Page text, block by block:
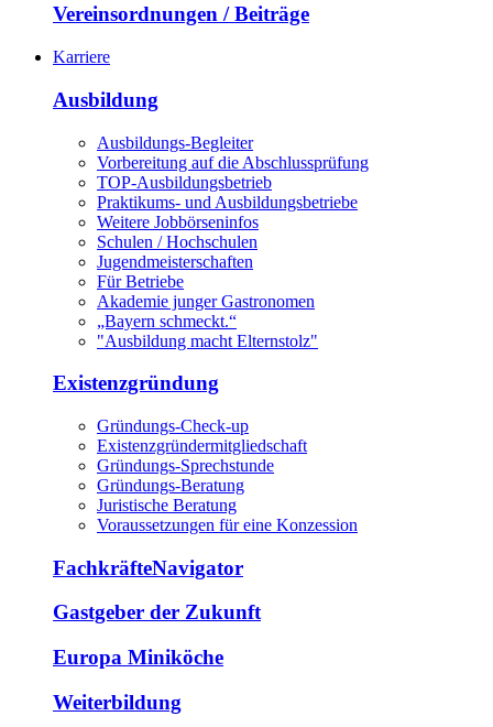
Vereinsordnungen / Beiträge
Karriere
Ausbildung
Ausbildungs-Begleiter
Vorbereitung auf die Abschlussprüfung
TOP-Ausbildungsbetrieb
Praktikums- und Ausbildungsbetriebe
Weitere Jobbörseninfos
Schulen / Hochschulen
Jugendmeisterschaften
Für Betriebe
Akademie junger Gastronomen
„Bayern schmeckt.“
"Ausbildung macht Elternstolz"
Existenzgründung
Gründungs-Check-up
Existenzgründermitgliedschaft
Gründungs-Sprechstunde
Gründungs-Beratung
Juristische Beratung
Voraussetzungen für eine Konzession
FachkräfteNavigator
Gastgeber der Zukunft
Europa Miniköche
Weiterbildung